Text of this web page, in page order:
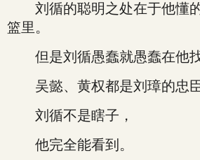
刘循的聪明之处在于他懂
篮里。
但是刘循愚蠢就愚蠢在他找
吴懿、黄权都是刘璋的忠臣
刘循不是瞎子，
他完全能看到。